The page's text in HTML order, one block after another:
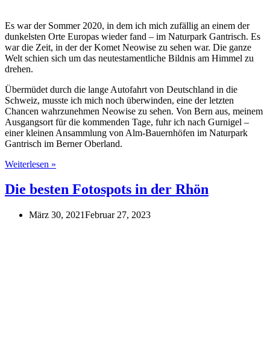
Es war der Sommer 2020, in dem ich mich zufällig an einem der
dunkelsten Orte Europas wieder fand – im Naturpark Gantrisch. Es
war die Zeit, in der der Komet Neowise zu sehen war. Die ganze
Welt schien sich um das neutestamentliche Bildnis am Himmel zu
drehen.
Übermüdet durch die lange Autofahrt von Deutschland in die
Schweiz, musste ich mich noch überwinden, eine der letzten
Chancen wahrzunehmen Neowise zu sehen. Von Bern aus, meinem
Ausgangsort für die kommenden Tage, fuhr ich nach Gurnigel –
einer kleinen Ansammlung von Alm-Bauernhöfen im Naturpark
Gantrisch im Berner Oberland.
Weiterlesen »
–
Sternenhimmel
Berglandschaft
Die besten Fotospots in der Rhön
März 30, 2021Februar 27, 2023